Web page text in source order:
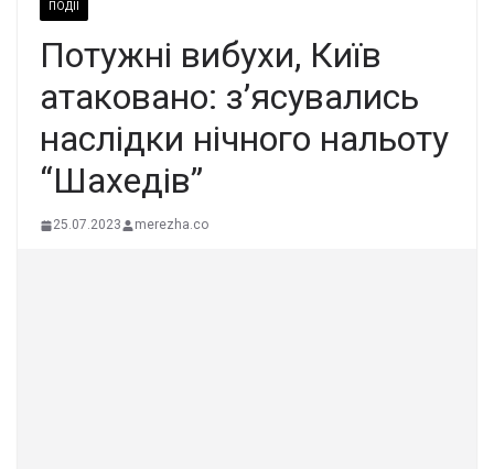
ПОДІЇ
Потужні вибухи, Київ
атаковано: з’ясувались
наслідки нічного нальоту
“Шахедів”
25.07.2023 merezha.co